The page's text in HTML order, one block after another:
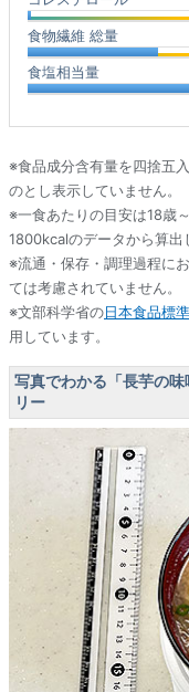
食物繊維 総量
食塩相当量
※食品成分含有量を四捨五
のとし表示していません。
※一食あたりの目安は18歳
1800kcalのデータから算出
※流通・保存・調理過程に
ては考慮されていません。
※文部科学省の日本食品標
用しています。
写真でわかる「長芋の
リー